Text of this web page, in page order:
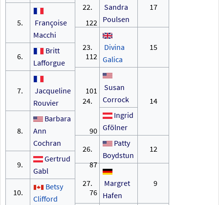
5.
Françoise
Macchi
122
6.
Britt
Lafforgue
112
7.
Jacqueline
Rouvier
101
8.
Barbara
Ann
Cochran
90
9.
Gertrud
Gabl
87
10.
Betsy
Clifford
76
22.
Sandra
Poulsen
17
23.
Divina
Galica
15
24.
Susan
Corrock
14
Ingrid
Gfölner
26.
Patty
Boydstun
12
27.
Margret
Hafen
9